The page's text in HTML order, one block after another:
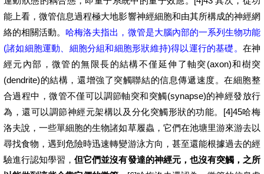
能上看，微管信息過程極大地影響神經細胞和由其所構成的神經網
絡的相關活動。哈梅洛夫指出，微管是大腦內部的一系列生物功能
(諸如細胞運動、細胞分組和細胞形狀維持)得以運行的基礎。 在神
經元內部，微管的無限長的結構不僅延伸了軸突(axon)和樹突
(dendrite)的結構，還增強了突觸聯結的信息傳遞速度。在細胞整
合過程中，微管不僅可以調節軸突和突觸(synapse)的神經發放行
為，還可以調節神經元架構以及分化突觸形狀的功能。[4]45哈梅
洛夫說，一些單細胞的生物諸如草履蟲，它們在池塘里游來游去以
尋找食物，遇到危險時迅速轉變游泳方向，甚至還能根據過去的經
驗進行認知學習，但它們並沒有發達的神經元，也沒有突觸，之所